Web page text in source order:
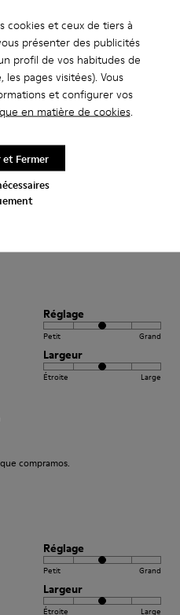
cookies et ceux de tiers à
présenter des publicités
profil de vos habitudes de
pages visitées). Vous
et configurer vos
en matière de cookies.
et Fermer
Réglage
Largeur
Étroite
da Camper. Sapatos de uma
fantástico e uma enorme
de calçado de criança. Os
Réglage
Petit Grand
Largeur
Étroite Large
compramos.
Réglage
Petit Grand
Largeur
Étroite Large